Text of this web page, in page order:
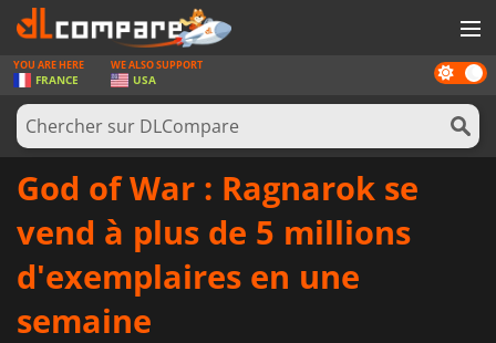
JEUX
CARTES PRÉPAYÉES
LOGICIELS
Dark
mode
YOU ARE HERE
FRANCE
WE ALSO SUPPORT
USA
God of War : Ragnarok se
vend à plus de 5 millions
d'exemplaires en une
semaine